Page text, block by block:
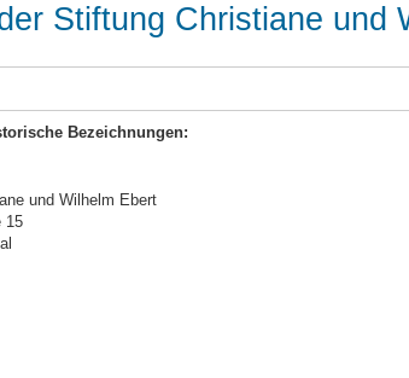
Stiftung Christiane und
Bezeichnungen:
und Wilhelm Ebert
15